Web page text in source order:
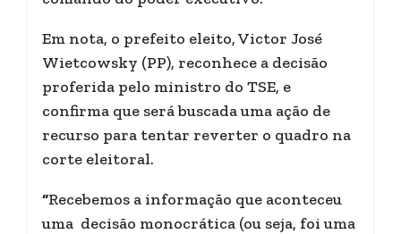
Em nota, o prefeito eleito, Victor José
Wietcowsky (PP), reconhece a decisão
proferida pelo ministro do TSE, e
confirma que será buscada uma ação de
recurso para tentar reverter o quadro na
corte eleitoral.
“Recebemos a informação que aconteceu
uma decisão monocrática (ou seja, foi uma